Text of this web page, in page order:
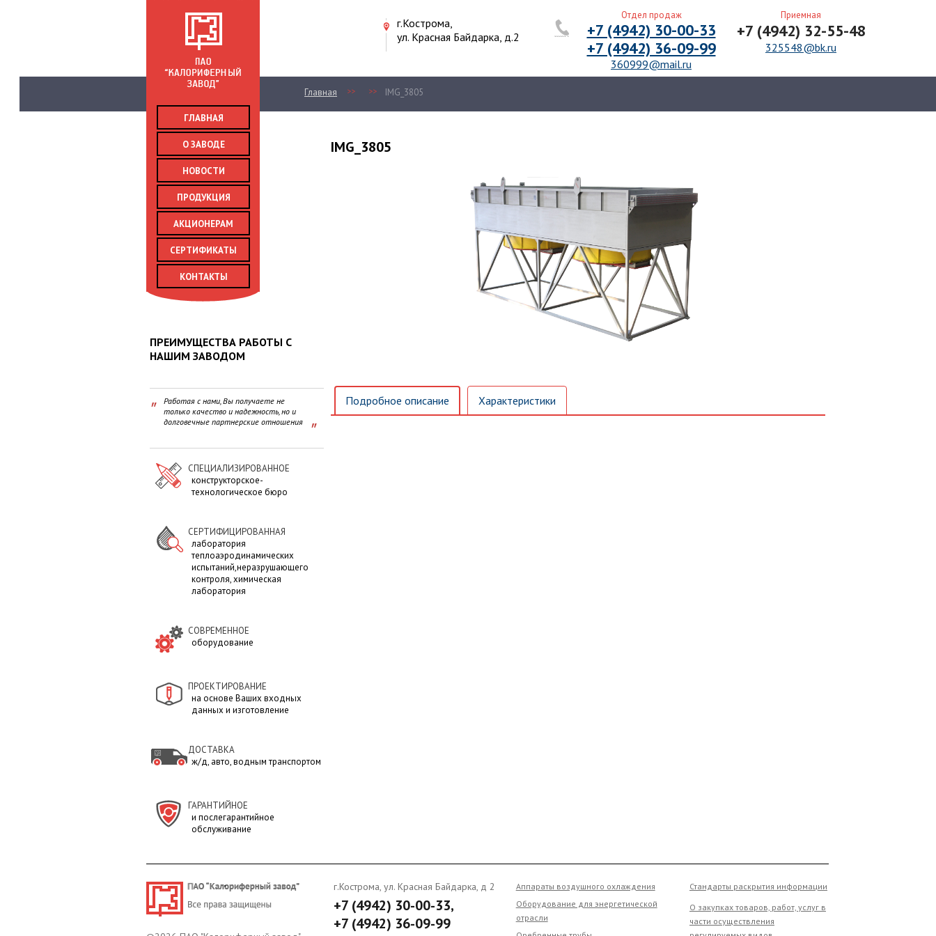
г.Кострома,
ул. Красная Байдарка, д.2
Отдел продаж
+7 (4942) 30-00-33
+7 (4942) 36-09-99
360999@mail.ru
Приемная
+7 (4942) 32-55-48
325548@bk.ru
Главная >> >> IMG_3805
ГЛАВНАЯ
О ЗАВОДЕ
НОВОСТИ
ПРОДУКЦИЯ
АКЦИОНЕРАМ
СЕРТИФИКАТЫ
КОНТАКТЫ
ПРЕИМУЩЕСТВА РАБОТЫ С
НАШИМ ЗАВОДОМ
Работая с нами, Вы получаете не
только качество и надежность, но и
долговечные партнерские отношения
"
СПЕЦИАЛИЗИРОВАННОЕ
конструкторское-
технологическое бюро
СЕРТИФИЦИРОВАННАЯ
лаборатория
теплоаэродинамических
испытаний,неразрушающего
контроля, химическая
лаборатория
СОВРЕМЕННОЕ
оборудование
ПРОЕКТИРОВАНИЕ
на основе Ваших входных
данных и изготовление
ДОСТАВКА
ж/д, авто, водным транспортом
ГАРАНТИЙНОЕ
и послегарантийное
обслуживание
IMG_3805
Подробное описание Характеристики
г.Кострома, ул. Красная Байдарка, д 2
+7 (4942) 30-00-33,
+7 (4942) 36-09-99
Аппараты воздушного охлаждения
Оборудование для энергетической
отрасли
Стандарты раскрытия информации
О закупках товаров, работ, услуг в
части осуществления